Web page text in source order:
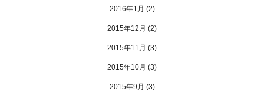
2016年1月 (2)
2015年12月 (2)
2015年11月 (3)
2015年10月 (3)
2015年9月 (3)